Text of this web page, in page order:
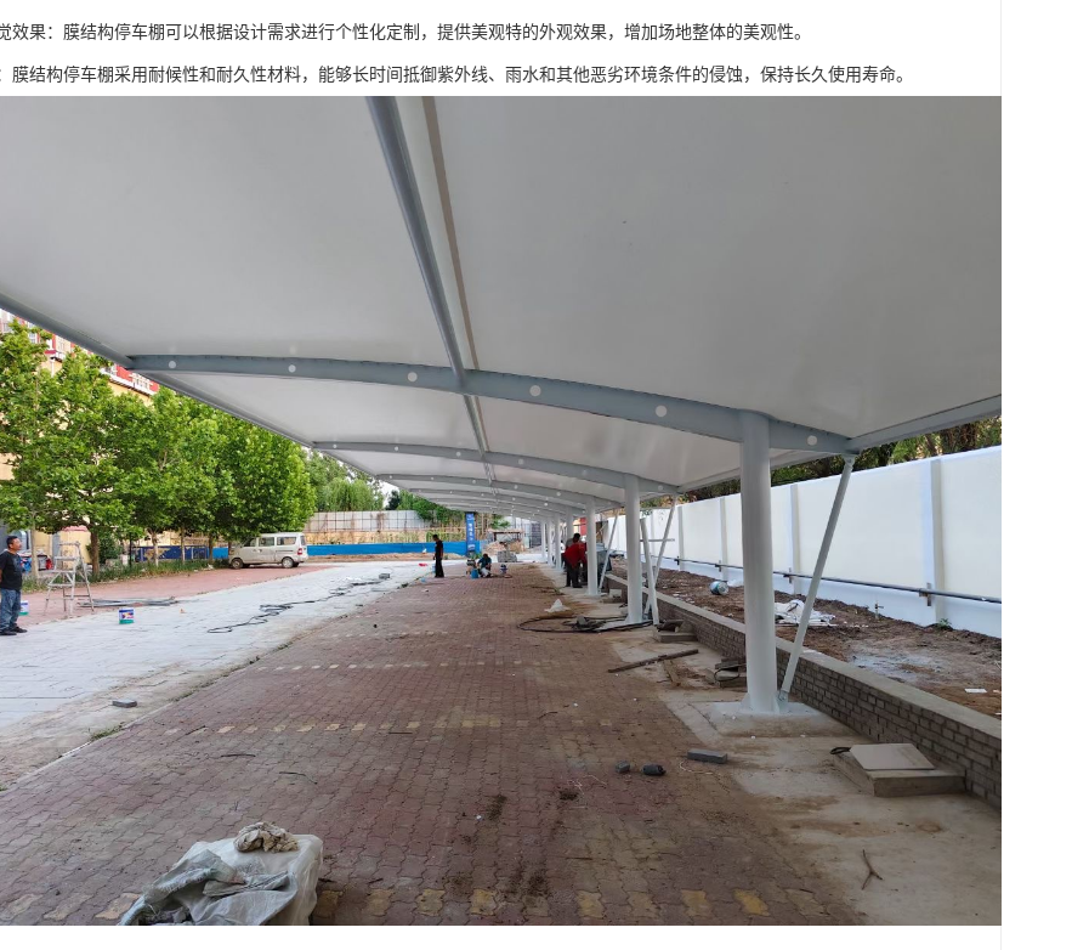
效果：膜结构停车棚可以根据设计需求进行个性化定制，提供美观特的外观效果，增加场地整体的美观性。
膜结构停车棚采用耐候性和耐久性材料，能够长时间抵御紫外线、雨水和其他恶劣环境条件的侵蚀，保持长久使用寿命。